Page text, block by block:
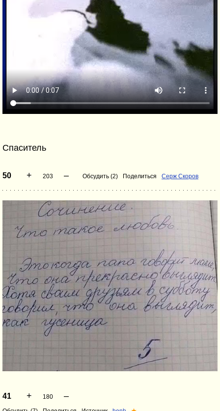
Спаситель
50 + 203 – Обсудить (2) Поделиться Серж Скоров
41 + 180 –